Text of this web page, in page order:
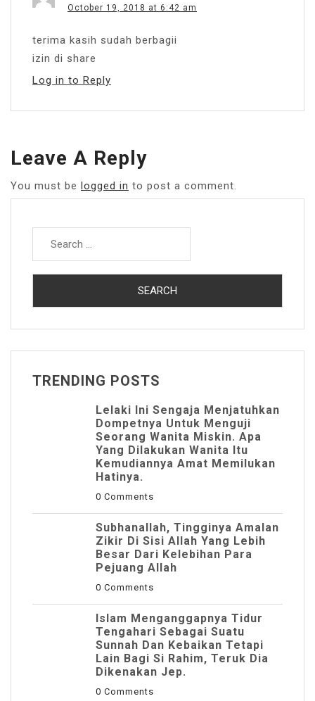
October 19, 2018 at 6:42 am
terima kasih sudah berbagii
izin di share
Log in to Reply
Leave A Reply
You must be logged in to post a comment.
Search
TRENDING POSTS
Lelaki Ini Sengaja Menjatuhkan
Dompetnya Untuk Menguji
Seorang Wanita Miskin. Apa
Yang Dilakukan Wanita Itu
Kemudiannya Amat Memilukan
Hatinya.
0 Comments
Subhanallah, Tingginya Amalan
Zikir Di Sisi Allah Yang Lebih
Besar Dari Kelebihan Para
Pejuang Allah
0 Comments
Islam Menganggapnya Tidur
Tengahari Sebagai Suatu
Sunnah Dan Kebaikan Tetapi
Lain Bagi Si Rahim, Teruk Dia
Dikenakan Jep.
0 Comments